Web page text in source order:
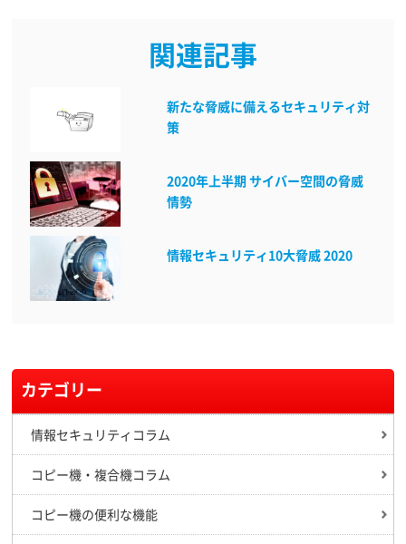
関連記事
新たな脅威に備えるセキュリティ対
策
2020年上半期 サイバー空間の脅威
情勢
情報セキュリティ10大脅威 2020
カテゴリー
情報セキュリティコラム
コピー機・複合機コラム
コピー機の便利な機能